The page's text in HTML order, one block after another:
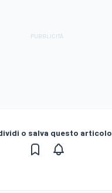
o salva questo articolo